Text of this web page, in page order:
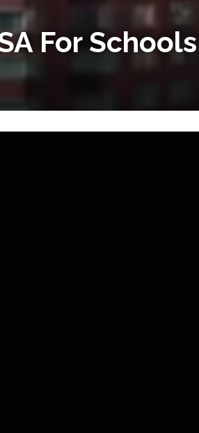
For Schools